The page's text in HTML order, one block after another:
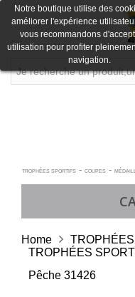
TROPHÉES SPORTIFS- COUPES-
Notre boutique utilise des
améliorer l'expérience
vous recommandons
utilisation pour profiter
navigation.
Home
TROPHÉES
TROPHÉES
Pêche 31426